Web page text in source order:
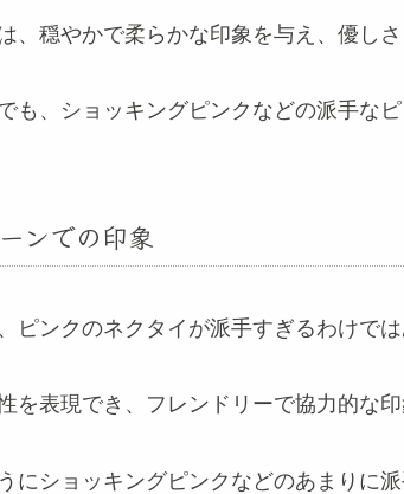
、穏やかで柔らかな印象を与え、優し
も、ショッキングピンクなどの派手なピ
ンでの印象
ピンクのネクタイが派手すぎるわけでは
を表現でき、フレンドリーで協力的な
にショッキングピンクなどのあまりに